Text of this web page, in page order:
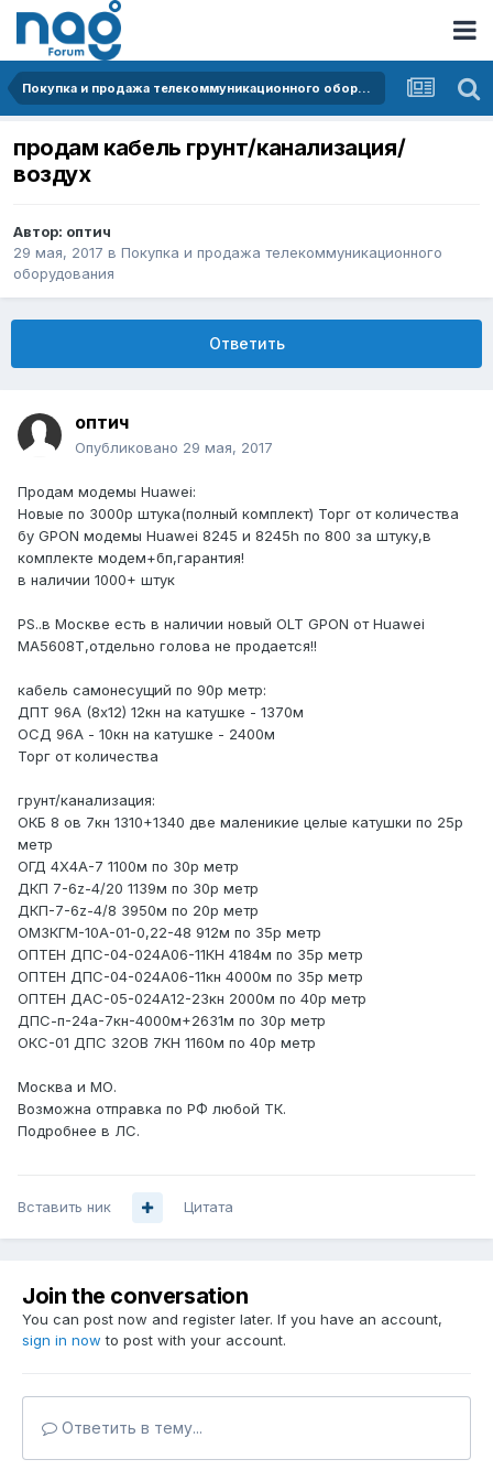
Покупка и продажа телекоммуникационного оборудования
продам кабель грунт/канализация/
воздух
Автор: оптич
29 мая, 2017 в Покупка и продажа телекоммуникационного
оборудования
Ответить
оптич
Опубликовано 29 мая, 2017
Продам модемы Huawei:
Новые по 3000р штука(полный комплект) Торг от количества
бу GPON модемы Huawei 8245 и 8245h по 800 за штуку,в
комплекте модем+бп,гарантия!
в наличии 1000+ штук
PS..в Москве есть в наличии новый OLT GPON от Huawei
MA5608T,отдельно голова не продается!!
кабель самонесущий по 90р метр:
ДПТ 96А (8х12) 12кн на катушке - 1370м
ОСД 96А - 10кн на катушке - 2400м
Торг от количества
грунт/канализация:
ОКБ 8 ов 7кн 1310+1340 две маленикие целые катушки по 25р
метр
ОГД 4Х4А-7 1100м по 30р метр
ДКП 7-6z-4/20 1139м по 30р метр
ДКП-7-6z-4/8 3950м по 20р метр
ОМЗКГМ-10А-01-0,22-48 912м по 35р метр
ОПТЕН ДПС-04-024А06-11КН 4184м по 35р метр
ОПТЕН ДПС-04-024А06-11кн 4000м по 35р метр
ОПТЕН ДАС-05-024А12-23кн 2000м по 40р метр
ДПС-п-24а-7кн-4000м+2631м по 30р метр
ОКС-01 ДПС 32ОВ 7КН 1160м по 40р метр
Москва и МО.
Возможна отправка по РФ любой ТК.
Подробнее в ЛС.
Вставить ник Цитата
Join the conversation
You can post now and register later. If you have an account,
sign in now to post with your account.
Ответить в тему...